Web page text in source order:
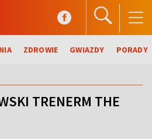
ZDROWIE GWIAZDY PORADY
TRENERM THE